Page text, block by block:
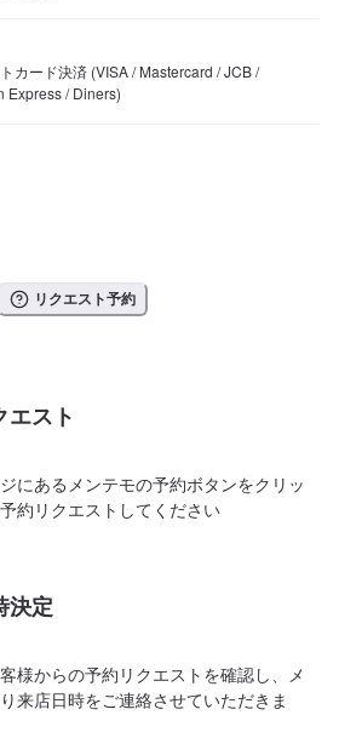
カード決済 (VISA / Mastercard / JCB /
Express / Diners)
リクエスト予約
エスト
にあるメンテモの予約ボタンをクリッ
約リクエストしてください
決定
様からの予約リクエストを確認し、メ
来店日時をご連絡させていただきま